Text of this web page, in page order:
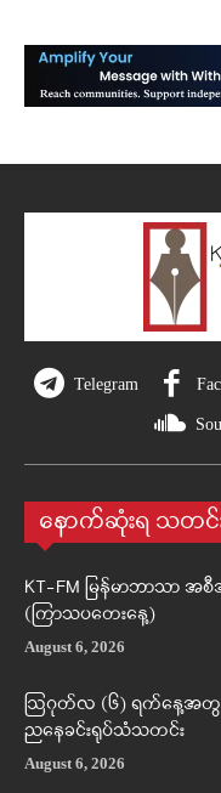
Telegram
နောက်ဆုံးရ သတင်း
KT-FM မြန်မာဘာသာ
(ကြာသပတေးနေ့)
August 6, 2026
ဩဂုတ်လ (၆) ရက်နေ့အတွက်
ညနေခင်းရုပ်သံသတင်း
August 6, 2026